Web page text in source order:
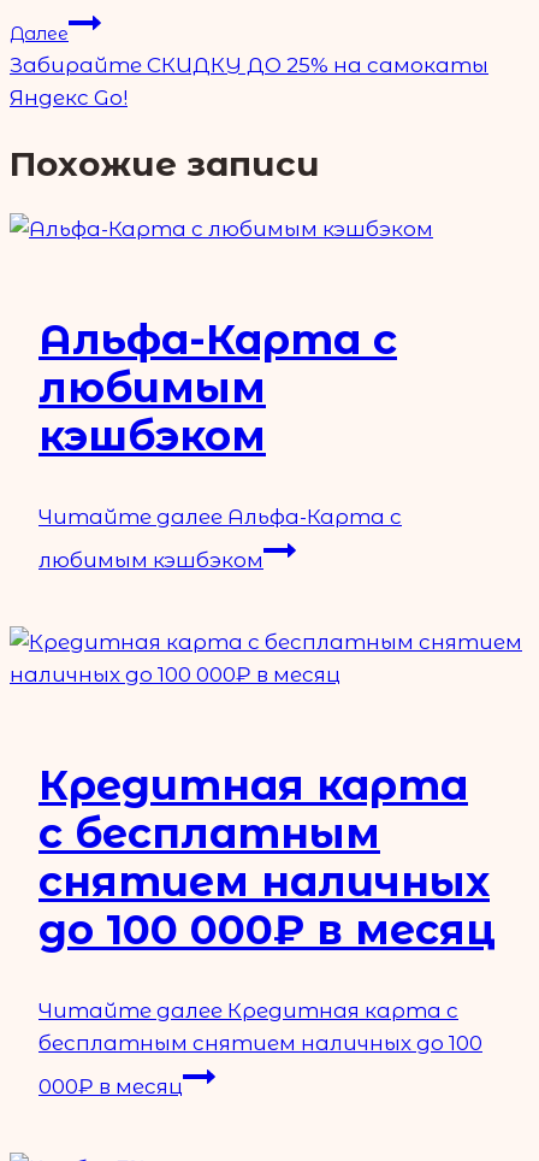
Далее
Забирайте СКИДКУ ДО 25% на самокаты
Яндекс Go!
Похожие записи
Альфа-Карта с
любимым
кэшбэком
Читайте далее Альфа-Карта с
любимым кэшбэком
Кредитная карта
с бесплатным
снятием наличных
до 100 000₽ в месяц
Читайте далее Кредитная карта с
бесплатным снятием наличных до 100
000₽ в месяц